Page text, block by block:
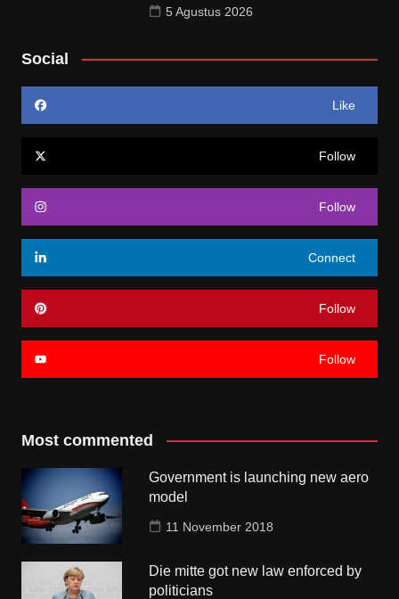
5 Agustus 2026
Social
Like
Follow
Follow
Connect
Follow
Follow
Most commented
Government is launching new aero
model
11 November 2018
Die mitte got new law enforced by
politicians